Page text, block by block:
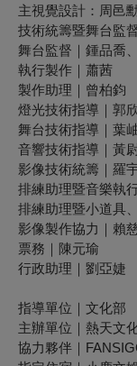
主視覺設計：周邑
技術統籌暨舞台監
舞台監督｜鍾品喬
執行製作｜蕭茜
製作助理｜曾柏鈞
燈光技術指導｜郭
舞台技術指導｜葉
音響技術指導｜黃
影像技術統籌｜羅
排練助理暨音樂執
排練助理暨小道具
影像製作協力 ｜賴
票務｜陳元瑜
行政助理｜劉亞婕
指導單位｜文化部
主辦單位｜熱天文
協力夥伴｜